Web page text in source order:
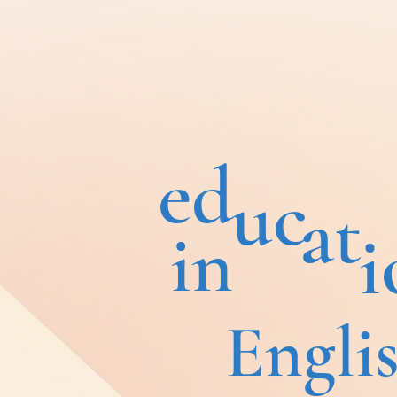
educat
in